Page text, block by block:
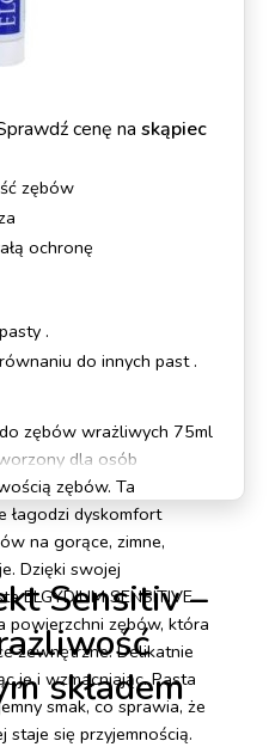
zębów
ochronę
.
do innych past .
do zębów wrażliwych 75ml
dla osób
zębów. Ta
łagodzi dyskomfort
na gorące, zimne,
Dzięki swojej
ELGYDIUM SENSITIVE
zębów, która
zewnętrzne. Delikatnie
je i wzmacniając. Pasta
smak, co sprawia, że
staje się przyjemnością.
cenę na skąpiec
Sensitiv –
składem